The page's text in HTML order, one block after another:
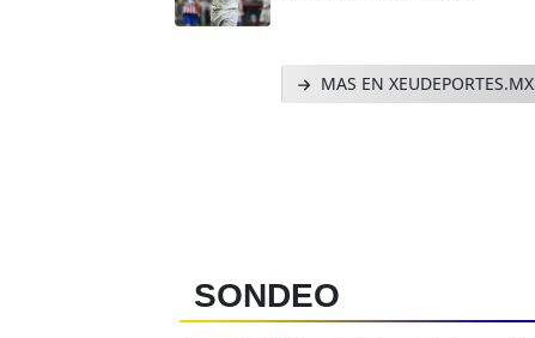
MAS EN XEUDEPORTES.MX
SONDEO